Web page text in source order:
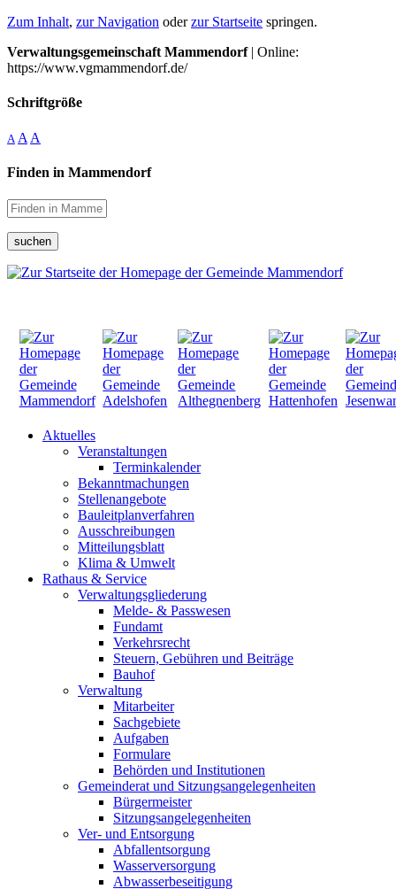
Zum Inhalt, zur Navigation oderzur Startseite springen.
Verwaltungsgemeinschaft Mammendorf| Online:
https://www.vgmammendorf.de/
Schriftgröße
A A A
Finden in Mammendorf
suchen
Aktuelles
Veranstaltungen
Terminkalender
Bekanntmachungen
Stellenangebote
Bauleitplanverfahren
Ausschreibungen
Mitteilungsblatt
Klima & Umwelt
Rathaus & Service
Verwaltungsgliederung
Melde- & Passwesen
Fundamt
Verkehrsrecht
Steuern, Gebühren und Beiträge
Bauhof
Verwaltung
Mitarbeiter
Sachgebiete
Aufgaben
Formulare
Behörden und Institutionen
Gemeinderat und Sitzungsangelegenheiten
Bürgermeister
Sitzungsangelegenheiten
Ver- und Entsorgung
Abfallentsorgung
Wasserversorgung
Abwasserbeseitigung